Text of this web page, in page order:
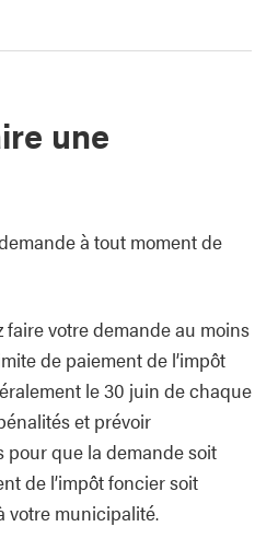
une
à tout moment de
faire votre demande au moins
de paiement de l’impôt
le 30 juin de chaque
et prévoir
que la demande soit
de l’impôt foncier soit
votre municipalité.